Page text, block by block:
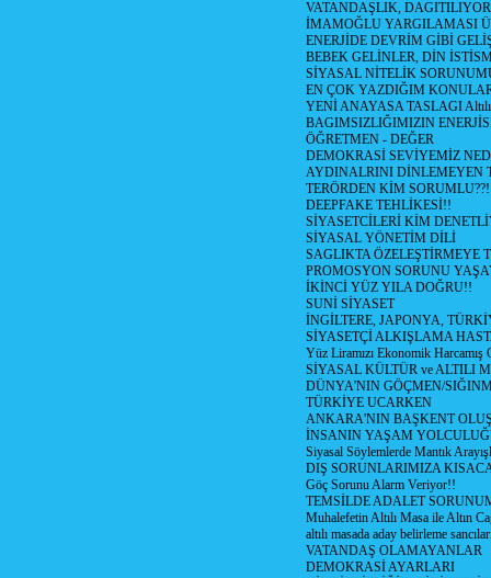
VATANDAŞLIK,
İMAMOĞLU YARGILAMASI
ENERJİDE DEVRİM GİBİ
BEBEK GELİNLER, DİN
SİYASAL NİTELİK
EN ÇOK YAZDIĞIM
YENİ ANAYASA TASLAGI Altılı
BAGIMSIZLIĞIMIZIN
ÖĞRETMEN - DEĞER
DEMOKRASİ SEVİYEMİZ
AYDINALRINI DİNLEMEYEN
TERÖRDEN KİM
DEEPFAKE TEHLİKESİ!!
SİYASETCİLERİ KİM
SİYASAL YÖNETİM DİLİ
SAGLIKTA ÖZELEŞTİRMEYE
PROMOSYON SORUNU
İKİNCİ YÜZ YILA DOĞRU!!
SUNİ SİYASET
İNGİLTERE, JAPONYA,
SİYASETÇİ ALKIŞLAMA
Yüz Liramızı Ekonomik Harcamış
SİYASAL KÜLTÜR ve ALTILI
DÜNYA'NIN GÖÇMEN/
TÜRKİYE UCARKEN
ANKARA'NIN BAŞKENT
İNSANIN YAŞAM
Siyasal Söylemlerde Mantık
DIŞ SORUNLARIMIZA
Göç Sorunu Alarm Veriyor!!
TEMSİLDE ADALET
Muhalefetin Altılı Masa ile Altın
altılı masada aday belirleme
VATANDAŞ OLAMAYANLAR
DEMOKRASİ AYARLARI